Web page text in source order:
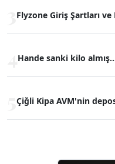
Flyzone Giriş Şartları
Hande sanki kilo
Çiğli Kipa AVM'nin